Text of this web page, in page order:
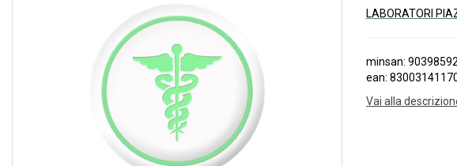
LABORATORI
minsan:
ean:
Vai alla